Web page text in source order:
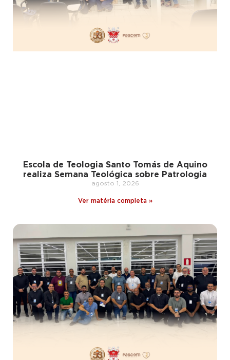
Escola de Teologia Santo Tomás de Aquino
realiza Semana Teológica sobre Patrologia
agosto 1, 2026
Ver matéria completa »